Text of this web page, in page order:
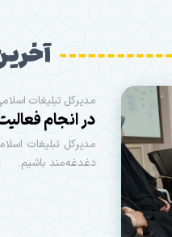
مدیرکل تبلیغات
در انجام
مدیرکل تبلیغات
دغدغه‌مند باشیم.